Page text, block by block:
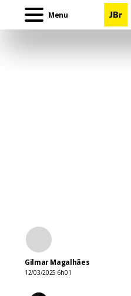
Menu
Gilmar Magalhães
12/03/2025 6h01